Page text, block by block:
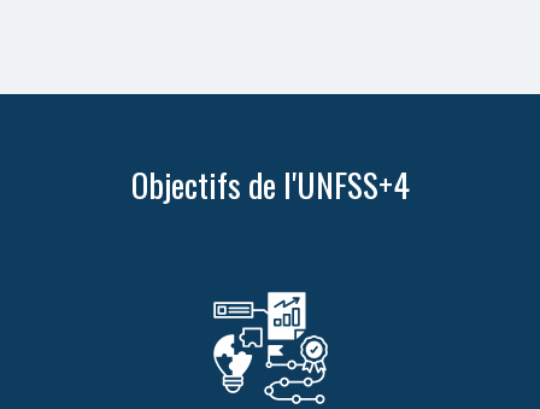
Objectifs de l'UNFSS+4